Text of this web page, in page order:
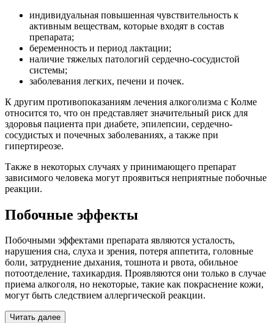
индивидуальная повышенная чувствительность к
активным веществам, которые входят в состав
препарата;
беременность и период лактации;
наличие тяжелых патологий сердечно-сосудистой
системы;
заболевания легких, печени и почек.
К другим противопоказаниям лечения алкоголизма с Колме
относится то, что он представляет значительный риск для
здоровья пациента при диабете, эпилепсии, сердечно-
сосудистых и почечных заболеваниях, а также при
гипертиреозе.
Также в некоторых случаях у принимающего препарат
зависимого человека могут проявиться неприятные побочные
реакции.
Побочные эффекты
Побочными эффектами препарата являются усталость,
нарушения сна, слуха и зрения, потеря аппетита, головные
боли, затруднение дыхания, тошнота и рвота, обильное
потоотделение, тахикардия. Проявляются они только в случае
приема алкоголя, но некоторые, такие как покраснение кожи,
могут быть следствием аллергической реакции.
Читать далее